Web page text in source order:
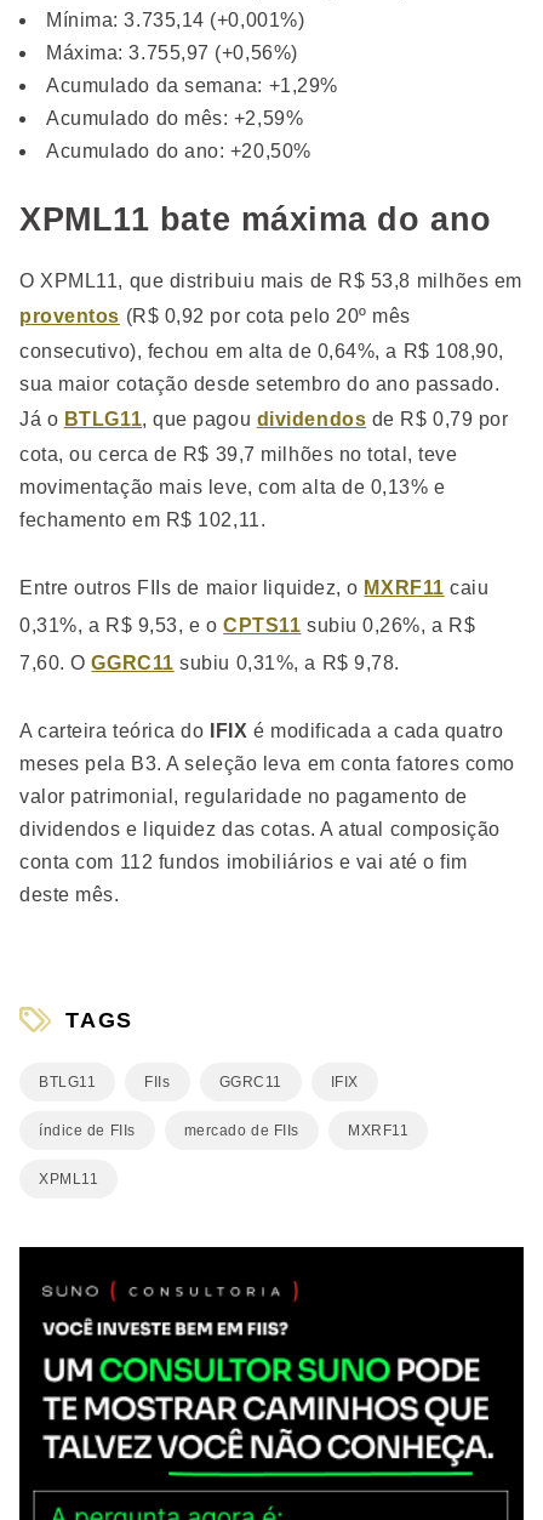
Mínima: 3.735,14 (+0,001%)
Máxima: 3.755,97 (+0,56%)
Acumulado da semana: +1,29%
Acumulado do mês: +2,59%
Acumulado do ano: +20,50%
XPML11 bate máxima do ano
O XPML11, que distribuiu mais de R$ 53,8 milhões em
proventos (R$ 0,92 por cota pelo 20º mês
consecutivo), fechou em alta de 0,64%, a R$ 108,90,
sua maior cotação desde setembro do ano passado.
Já o BTLG11, que pagou dividendos de R$ 0,79 por
cota, ou cerca de R$ 39,7 milhões no total, teve
movimentação mais leve, com alta de 0,13% e
fechamento em R$ 102,11.
Entre outros FIIs de maior liquidez, o MXRF11 caiu
0,31%, a R$ 9,53, e oCPTS11 subiu 0,26%, a R$
7,60. OGGRC11 subiu 0,31%, a R$ 9,78.
A carteira teórica do IFIX é modificada a cada quatro
meses pela B3. A seleção leva em conta fatores como
valor patrimonial, regularidade no pagamento de
dividendos e liquidez das cotas. A atual composição
conta com 112 fundos imobiliários e vai até o fim
deste mês.
TAGS
BTLG11 FIIs GGRC11 IFIX
índice de FIIs mercado de FIIs MXRF11
XPML11